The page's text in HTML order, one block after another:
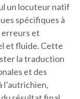
un locuteur natif
spécifiques à
erreurs et
et fluide. Cette
la traduction
et des
l’autrichien,